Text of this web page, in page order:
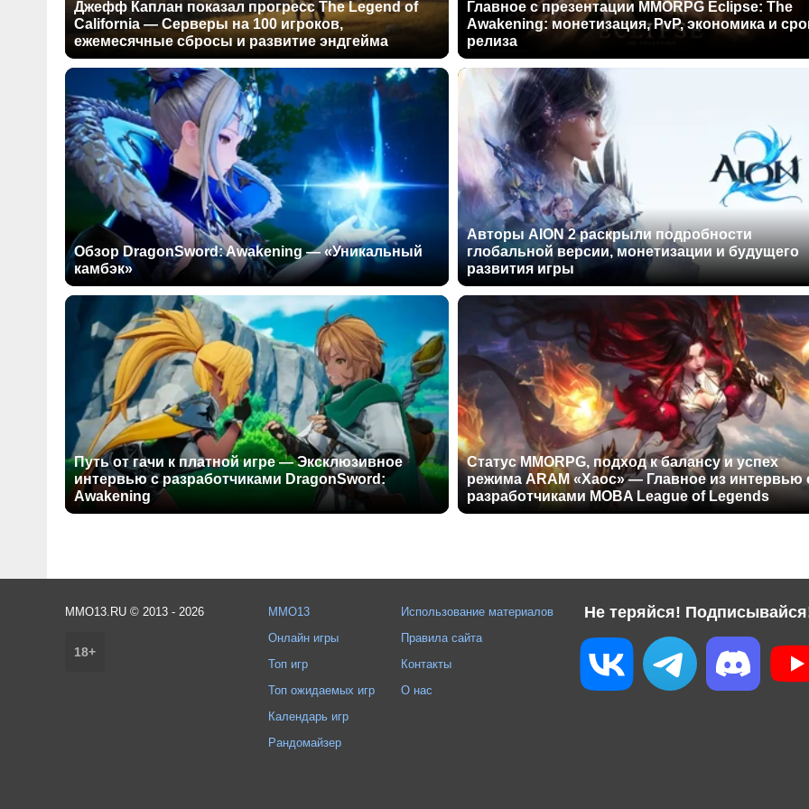
Джефф Каплан показал прогресс The Legend of
California — Серверы на 100 игроков,
ежемесячные сбросы и развитие эндгейма
Главное с презентации MMORPG Eclipse: The
Awakening: монетизация, PvP, экономика и
релиза
Обзор DragonSword: Awakening — «Уникальный
камбэк»
Авторы AION 2 раскрыли подробности
глобальной версии, монетизации и будущего
развития игры
Путь от гачи к платной игре — Эксклюзивное
интервью с разработчиками DragonSword:
Awakening
Статус MMORPG, подход к балансу и успех
режима ARAM «Хаос» — Главное из интервью
разработчиками MOBA League of Legends
Не теряйся!
MMO13.RU © 2013 - 2026
18+
MMO13
Онлайн игры
Топ игр
Топ ожидаемых игр
Календарь игр
Рандомайзер
Использование материалов
Правила сайта
Контакты
О нас